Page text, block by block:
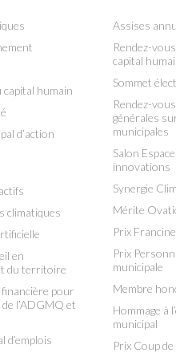
humain
d’action
climatiques
en
du territoire
financière pour
l’ADGMQ et
d’emplois
Assises
Rendez-
capital
Sommet
Rendez-
générales
municipales
Salon
innovations
Synergie
Mérite
Prix
Prix
municipale
Membre
Hommage à
municipal
Prix Coup